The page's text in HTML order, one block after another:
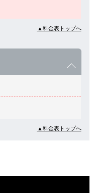
▲料金表トップへ
▲料金表トップへ